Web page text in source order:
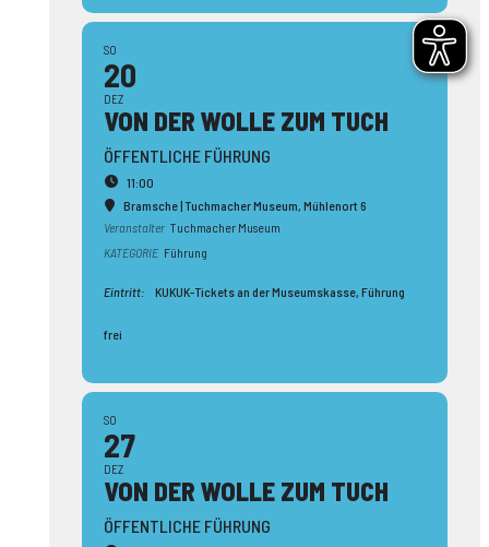
SO
20
DEZ
VON DER WOLLE ZUM TUCH
ÖFFENTLICHE FÜHRUNG
11:00
Bramsche | Tuchmacher Museum, Mühlenort 6
Veranstalter Tuchmacher Museum
KATEGORIE Führung
Eintritt: KUKUK-Tickets an der Museumskasse, Führung
frei
SO
27
DEZ
VON DER WOLLE ZUM TUCH
ÖFFENTLICHE FÜHRUNG